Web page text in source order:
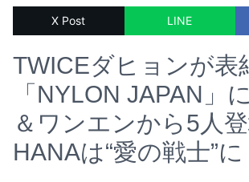
X Post LINE
TWICEダヒョンが表
「NYLON JAPAN」
＆ワンエンから5人登
HANAは“愛の戦士”に